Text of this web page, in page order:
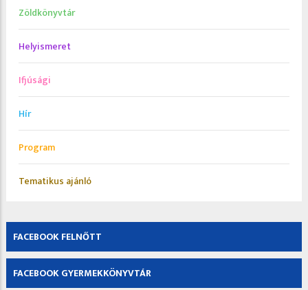
Zöldkönyvtár
Helyismeret
Ifjúsági
Hír
Program
Tematikus ajánló
FACEBOOK FELNŐTT
FACEBOOK GYERMEKKÖNYVTÁR